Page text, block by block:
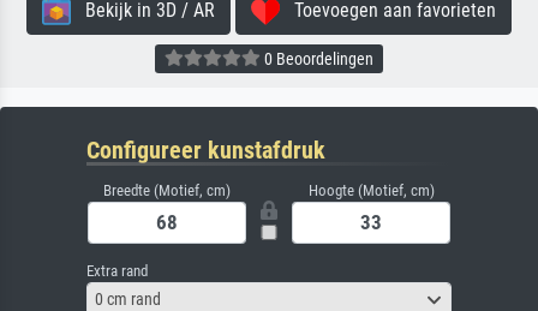
Bekijk in 3D / AR Toevoegen aan favorieten
0 Beoordelingen
Configureer kunstafdruk
Breedte (Motief, cm) Hoogte (Motief, cm)
Extra rand
0 cm rand